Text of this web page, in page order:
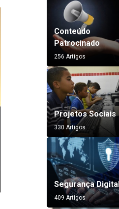
Conteúdo
Patrocinado
256 Artigos
Projetos Sociais
330 Artigos
Segurança Digital
409 Artigos